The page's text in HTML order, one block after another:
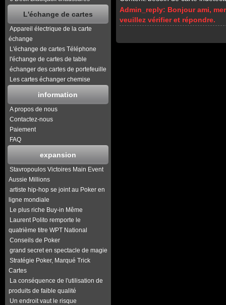
L'échange de cartes
Appareil électrique de la carte
échange
L'échange de cartes Téléphone
l'échange de cartes de table
échanger des cartes de portefeuille
Les cartes échanger chemise
information
A propos de nous
Contactez-nous
Paiement
FAQ
expansion
Stavropoulos Victoires Main Event
Aussie Millions
artiste hip-hop se joint au Poker en
ligne mondiale
Le plus riche Buy-in Même
Laurent Polito remporte le
quatrième titre WPT National
Conseils de Poker
grand secret en spectacle de magie
Stratégie Poker, Marqué Trick
Cartes
La conséquence de l'utilisation de
produits de faible qualité
Un endroit vaut le risque
Admin_reply: Bonjour ami,
veuillez vérifier et répondre.